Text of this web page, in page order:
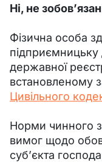
Ні, не
Фізична особа
підприємницьку
державної
встановленому
Цивільного
Норми чинного
вимог щодо
суб’єкта